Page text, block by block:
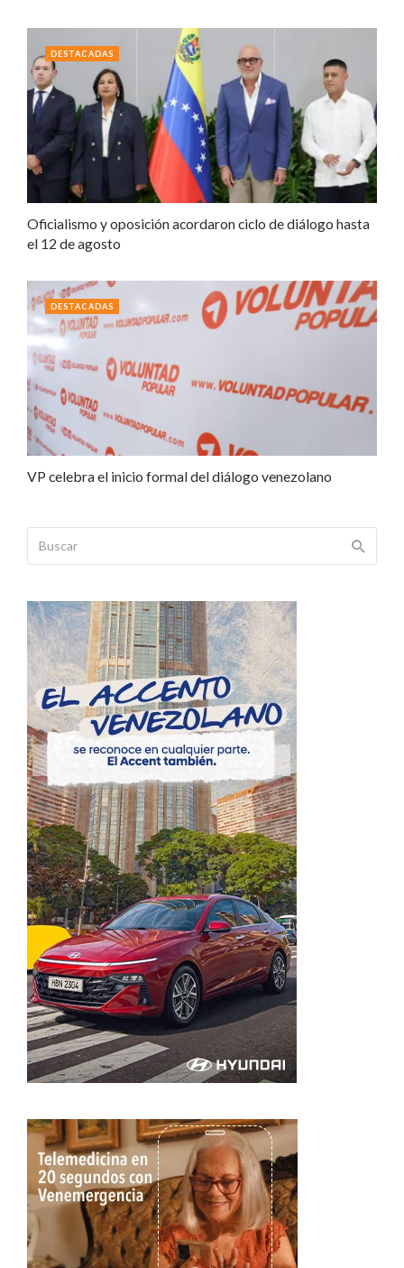
Oficialismo y oposición acordaron ciclo de diálogo hasta
el 12 de agosto
DESTACADAS
VP celebra el inicio formal del diálogo venezolano
DESTACADAS